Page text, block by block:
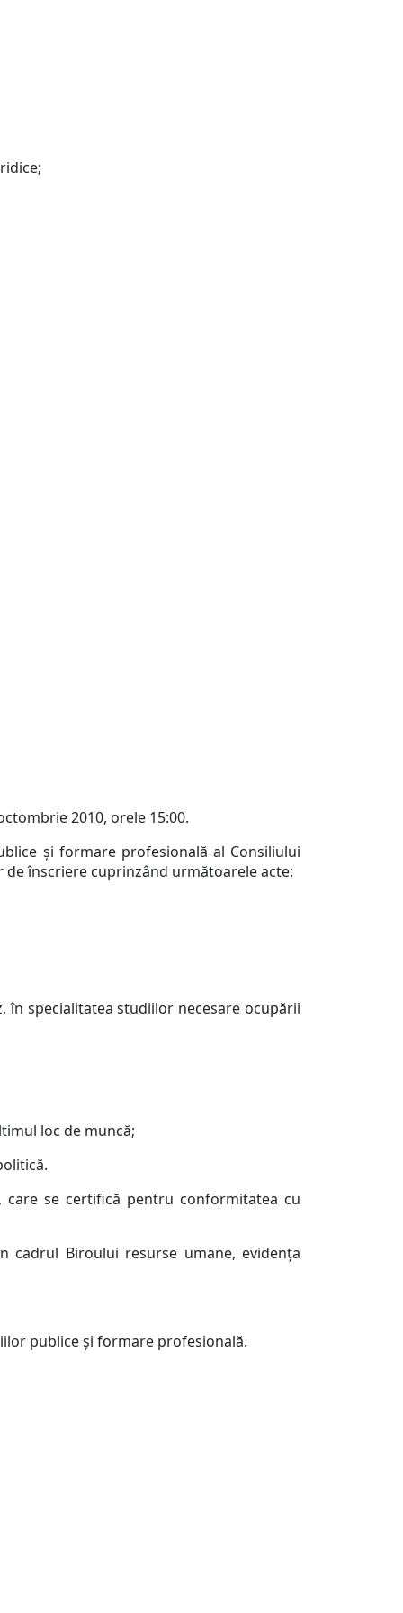
2010, orele 15:00.
şi formare profesională al Consiliului
de înscriere cuprinzând următoarele acte:
în specialitatea studiilor necesare ocupării
loc de muncă;
care se certifică pentru conformitatea cu
cadrul Biroului resurse umane, evidenţa
publice şi formare profesională.